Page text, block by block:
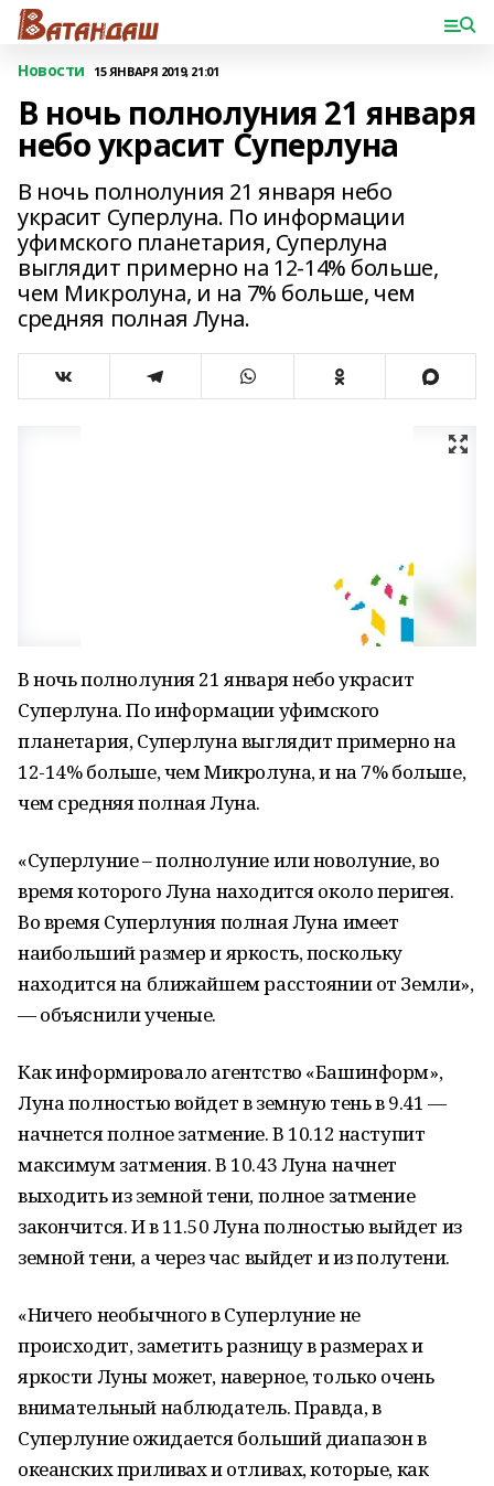
Новости 15 ЯНВАРЯ 2019, 21:01
В ночь полнолуния 21 января
небо украсит Суперлуна
В ночь полнолуния 21 января небо
украсит Суперлуна. По информации
уфимского планетария, Суперлуна
выглядит примерно на 12-14% больше,
чем Микролуна, и на 7% больше, чем
средняя полная Луна.
В ночь полнолуния 21 января небо украсит
Суперлуна. По информации уфимского
планетария, Суперлуна выглядит примерно на
12-14% больше, чем Микролуна, и на 7% больше,
чем средняя полная Луна.
«Суперлуние – полнолуние или новолуние, во
время которого Луна находится около перигея.
Во время Суперлуния полная Луна имеет
наибольший размер и яркость, поскольку
находится на ближайшем расстоянии от Земли»,
— объяснили ученые.
Как информировало агентство «Башинформ»,
Луна полностью войдет в земную тень в 9.41 —
начнется полное затмение. В 10.12 наступит
максимум затмения. В 10.43 Луна начнет
выходить из земной тени, полное затмение
закончится. И в 11.50 Луна полностью выйдет из
земной тени, а через час выйдет и из полутени.
«Ничего необычного в Суперлуние не
происходит, заметить разницу в размерах и
яркости Луны может, наверное, только очень
внимательный наблюдатель. Правда, в
Суперлуние ожидается больший диапазон в
океанских приливах и отливах, которые, как